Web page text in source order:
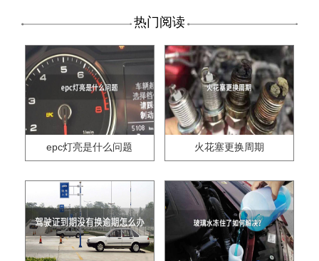
热门阅读
epc灯亮是什么问题 火花塞更换周期